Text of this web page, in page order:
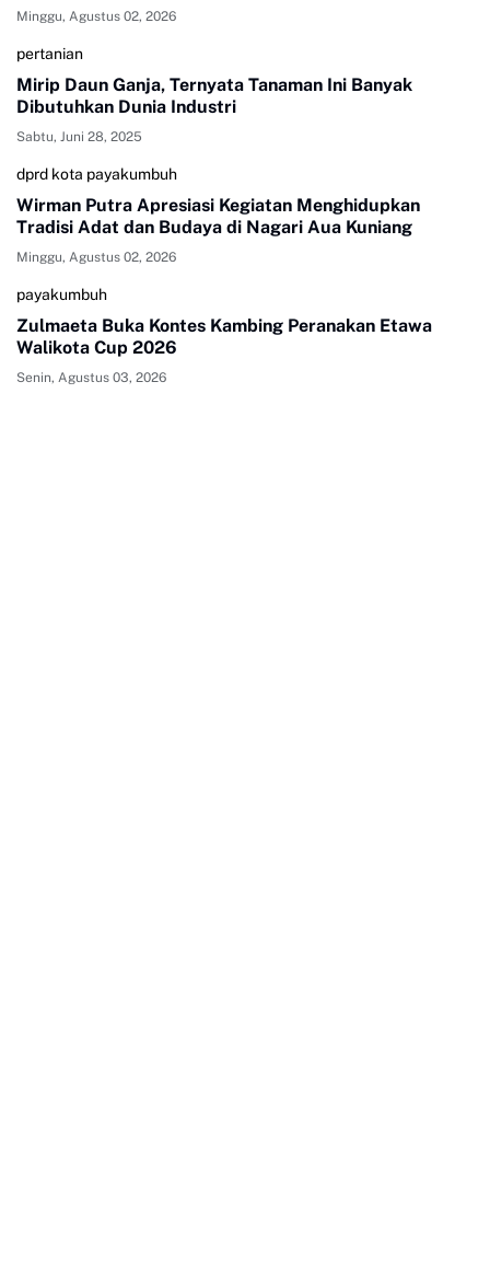
Minggu, Agustus 02, 2026
pertanian
Mirip Daun Ganja, Ternyata Tanaman Ini Banyak
Dibutuhkan Dunia Industri
Sabtu, Juni 28, 2025
dprd kota payakumbuh
Wirman Putra Apresiasi Kegiatan Menghidupkan
Tradisi Adat dan Budaya di Nagari Aua Kuniang
Minggu, Agustus 02, 2026
payakumbuh
Zulmaeta Buka Kontes Kambing Peranakan Etawa
Walikota Cup 2026
Senin, Agustus 03, 2026